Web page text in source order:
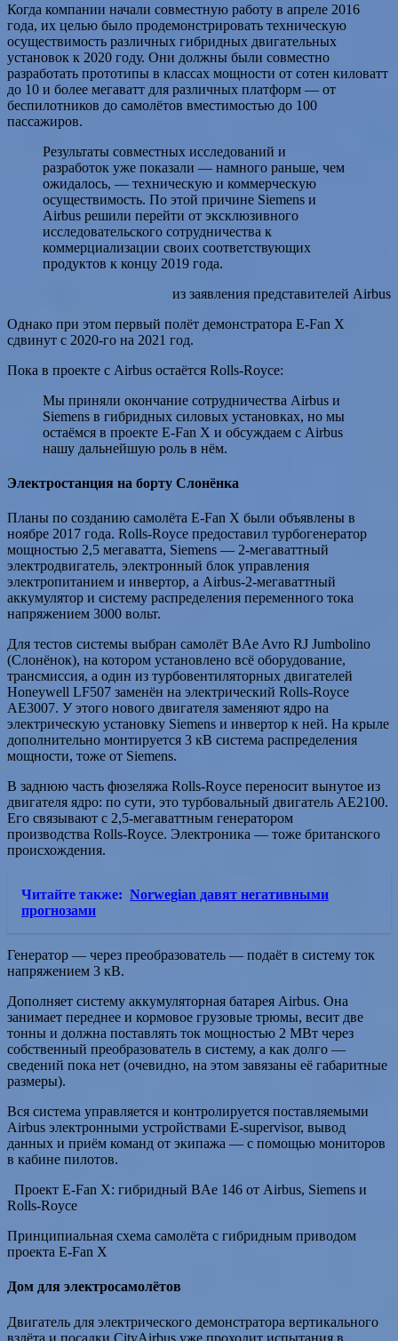
Когда компании начали совместную работу в апреле 2016
года, их целью было продемонстрировать техническую
осуществимость различных гибридных двигательных
установок к 2020 году. Они должны были совместно
разработать прототипы в классах мощности от сотен киловатт
до 10 и более мегаватт для различных платформ — от
беспилотников до самолётов вместимостью до 100
пассажиров.
Результаты совместных исследований и
разработок уже показали — намного раньше, чем
ожидалось, — техническую и коммерческую
осуществимость. По этой причине Siemens и
Airbus решили перейти от эксклюзивного
исследовательского сотрудничества к
коммерциализации своих соответствующих
продуктов к концу 2019 года.
из заявления представителей Airbus
Однако при этом первый полёт демонстратора E-Fan X
сдвинут с 2020-го на 2021 год.
Пока в проекте с Airbus остаётся Rolls-Royce:
Мы приняли окончание сотрудничества Airbus и
Siemens в гибридных силовых установках, но мы
остаёмся в проекте E-Fan X и обсуждаем с Airbus
нашу дальнейшую роль в нём.
Электростанция на борту Слонёнка
Планы по созданию самолёта E-Fan X были объявлены в
ноябре 2017 года. Rolls-Royce предоставил турбогенератор
мощностью 2,5 мегаватта, Siemens — 2-мегаваттный
электродвигатель, электронный блок управления
электропитанием и инвертор, а Airbus-2-мегаваттный
аккумулятор и систему распределения переменного тока
напряжением 3000 вольт.
Для тестов системы выбран самолёт BAe Avro RJ Jumbolino
(Слонёнок), на котором установлено всё оборудование,
трансмиссия, а один из турбовентиляторных двигателей
Honeywell LF507 заменён на электрический Rolls-Royce
AE3007. У этого нового двигателя заменяют ядро на
электрическую установку Siemens и инвертор к ней. На крыле
дополнительно монтируется 3 кВ система распределения
мощности, тоже от Siemens.
В заднюю часть фюзеляжа Rolls-Royce переносит вынутое из
двигателя ядро: по сути, это турбовальный двигатель AE2100.
Его связывают с 2,5-мегаваттным генератором
производства Rolls-Royce. Электроника — тоже британского
происхождения.
Читайте также: Norwegian давят негативными
прогнозами
Генератор — через преобразователь — подаёт в систему ток
напряжением 3 кВ.
Дополняет систему аккумуляторная батарея Airbus. Она
занимает переднее и кормовое грузовые трюмы, весит две
тонны и должна поставлять ток мощностью 2 МВт через
собственный преобразователь в систему, а как долго —
сведений пока нет (очевидно, на этом завязаны её габаритные
размеры).
Вся система управляется и контролируется поставляемыми
Airbus электронными устройствами E-supervisor, вывод
данных и приём команд от экипажа — с помощью мониторов
в кабине пилотов.
Проект E-Fan X: гибридный BAe 146 от Airbus, Siemens и
Rolls-Royce
Принципиальная схема самолёта с гибридным приводом
проекта E-Fan X
Дом для электросамолётов
Двигатель для электрического демонстратора вертикального
взлёта и посадки CityAirbus уже проходит испытания в